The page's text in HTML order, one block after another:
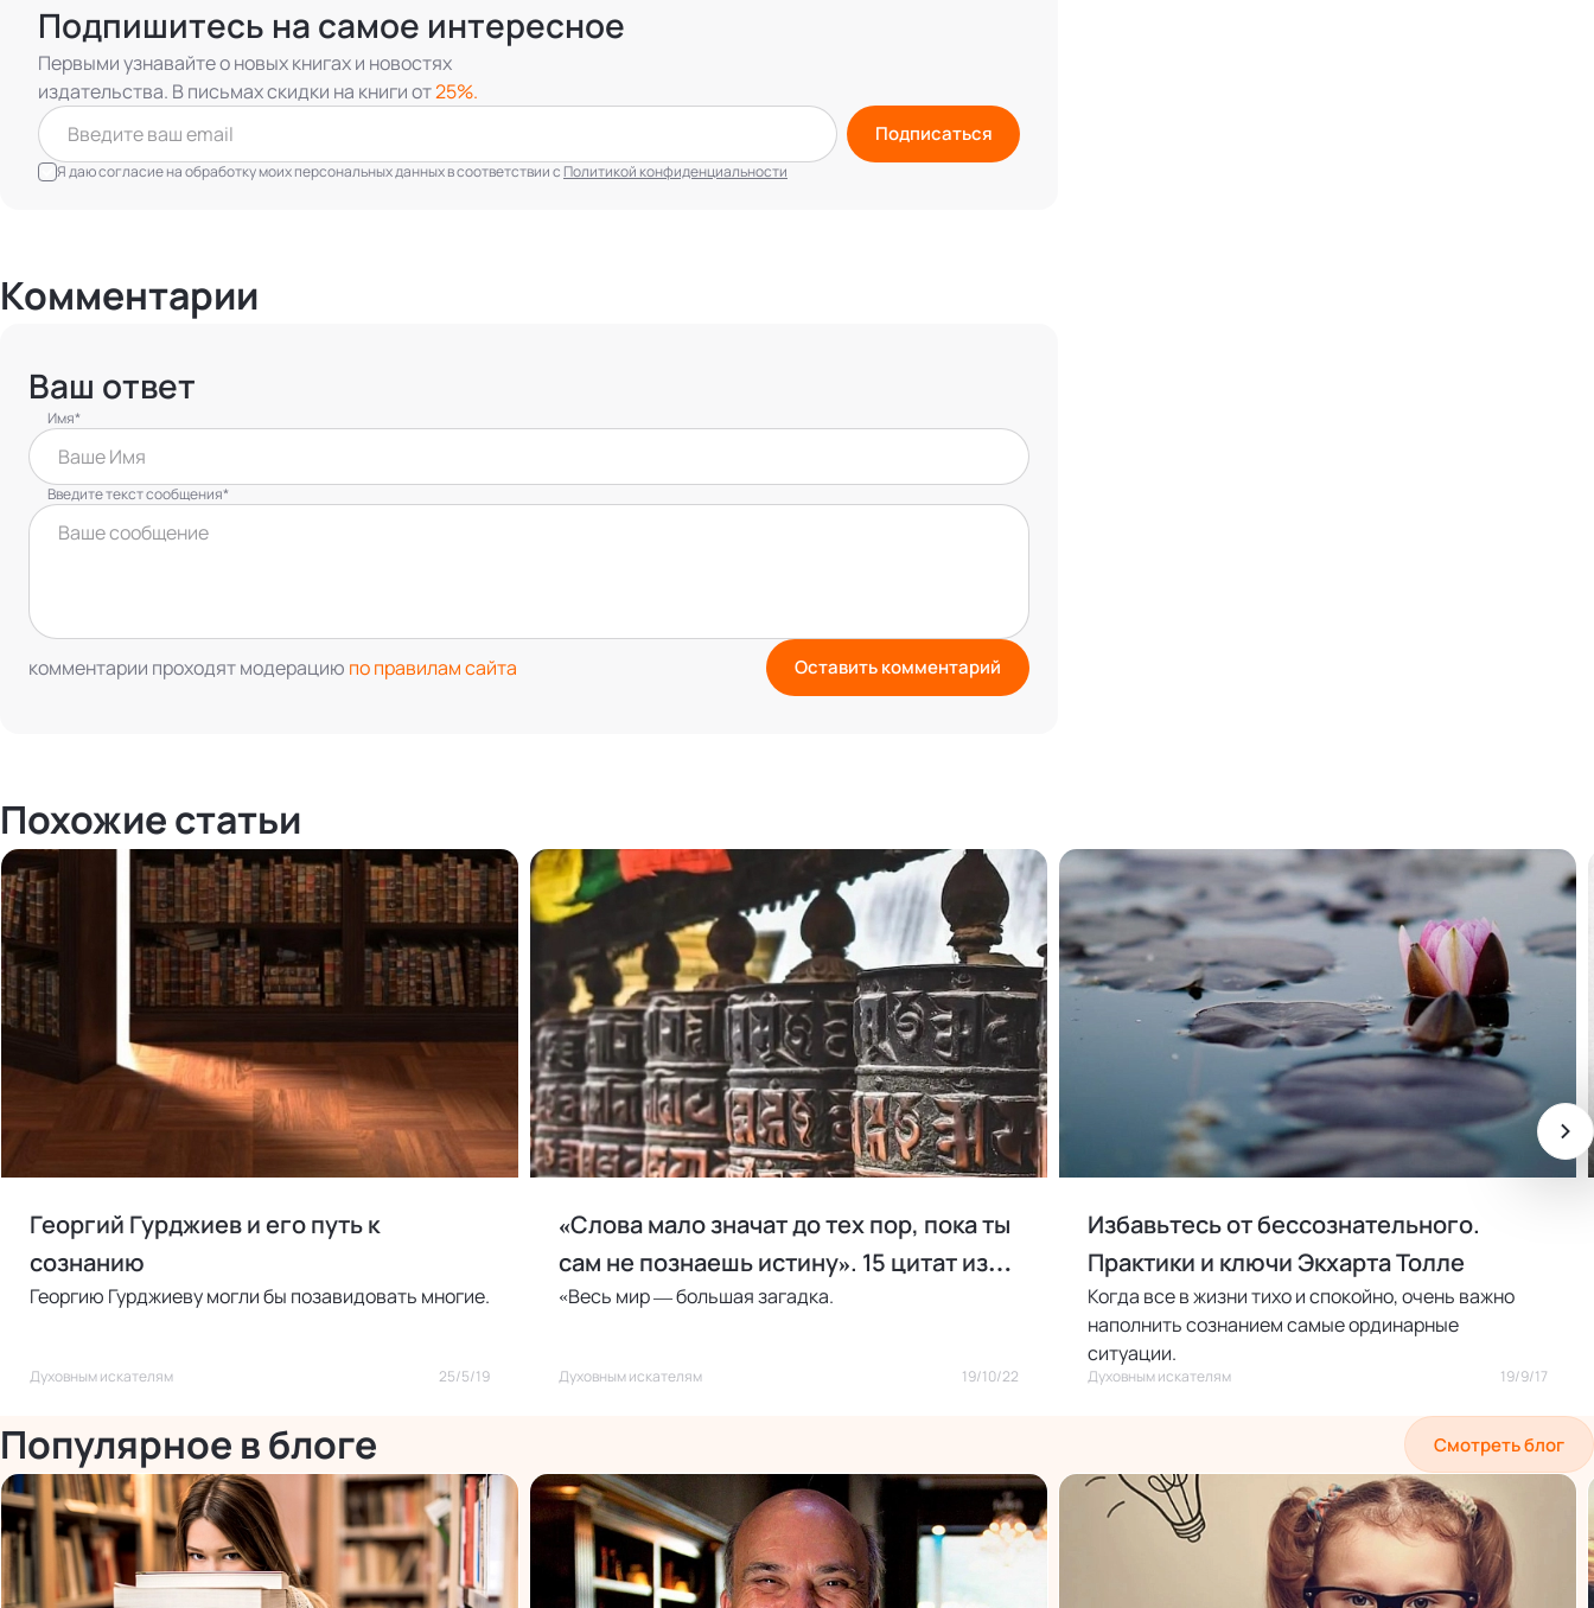
Подпишитесь на самое интересное
Первыми узнавайте о новых книгах и новостях
издательства. В письмах скидки на книги от25%.
Подписаться
Я даю согласие на обработку моих персональных данных в соответствии с Политикой конфиденциальности
Комментарии
Ваш ответ
Имя*
Введите текст сообщения*
комментарии проходят модерацию по правилам сайта Оставить комментарий
Похожие статьи
Георгий Гурджиев и его путь к
сознанию
Георгию Гурджиеву могли бы позавидовать многие.
Духовным искателям 25/5/19
«Слова мало значат до тех пор, пока ты
сам не познаешь истину». 15 цитат из
книги «Мирный воин»
«Весь мир — большая загадка.
Духовным искателям 19/10/22
Избавьтесь от бессознательного.
Практики и ключи Экхарта Толле
Когда все в жизни тихо и спокойно, очень важно
наполнить сознанием самые ординарные
ситуации.
Духовным искателям 19/9/17
Популярное в блоге Смотреть блог